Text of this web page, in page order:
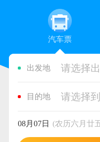
汽车票
出发地 请选择
目的地 请选择
08月07日 (农历六月廿